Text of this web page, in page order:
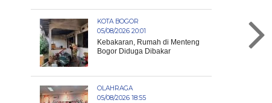
KOTA BOGOR
05/08/2026 20:01
Kebakaran, Rumah di Menteng
Bogor Diduga Dibakar
OLAHRAGA
05/08/2026 18:55